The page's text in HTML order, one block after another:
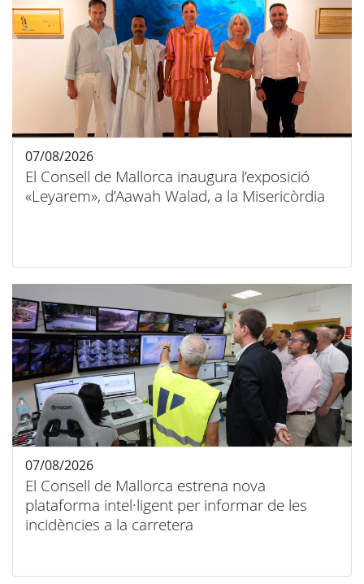
El Consell de Mallorca inaugura l’exposició
«Leyarem», d’Aawah Walad, a la Misericòrdia
07/08/2026
El Consell de Mallorca estrena nova
plataforma intel·ligent per informar de les
incidències a la carretera
07/08/2026